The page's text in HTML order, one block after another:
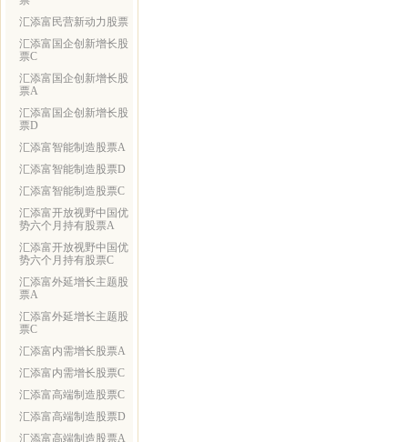
汇添富民营新动力股票
汇添富国企创新增长股
票C
汇添富国企创新增长股
票A
汇添富国企创新增长股
票D
汇添富智能制造股票A
汇添富智能制造股票D
汇添富智能制造股票C
汇添富开放视野中国优
势六个月持有股票A
汇添富开放视野中国优
势六个月持有股票C
汇添富外延增长主题股
票A
汇添富外延增长主题股
票C
汇添富内需增长股票A
汇添富内需增长股票C
汇添富高端制造股票C
汇添富高端制造股票D
汇添富高端制造股票A